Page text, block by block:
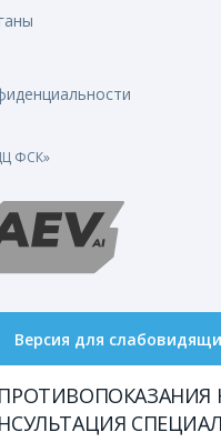
ФСК»
Версия для